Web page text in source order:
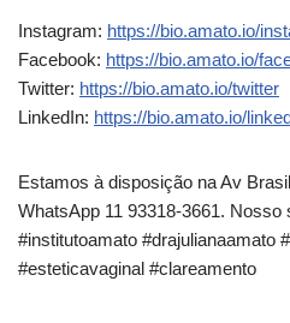
Instagram: https://bio.amato.io/
Facebook: https://bio.amato.io/
Twitter: https://bio.amato.io/twitter
LinkedIn: https://bio.amato.io/
Estamos à disposição na Av
WhatsApp 11 93318-3661.
#institutoamato #drajulianaamato
#esteticavaginal #clareamento